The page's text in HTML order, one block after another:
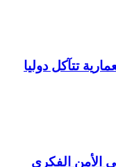
تتآكل دوليا
الأمن الفكري